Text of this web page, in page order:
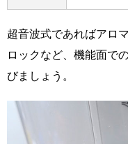
超音波式であればアロ
ロックなど、機能面で
びましょう。